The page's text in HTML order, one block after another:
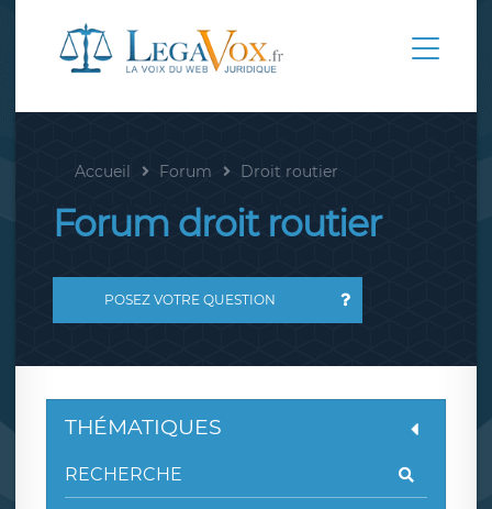
Accueil Forum Droit routier
Forum droit routier
POSEZ VOTRE QUESTION
THÉMATIQUES